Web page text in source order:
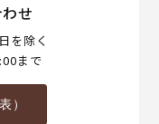
せ
を除く
まで
）